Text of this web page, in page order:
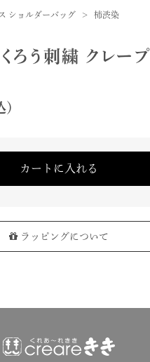
ショルダーバッグ 柿渋染
ろう刺繍 クレープ
)
カートに入れる
ラッピングについて